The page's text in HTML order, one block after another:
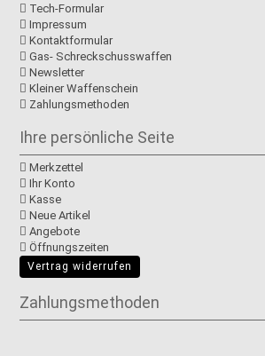
Tech-Formular
Impressum
Kontaktformular
Gas- Schreckschusswaffen
Newsletter
Kleiner Waffenschein
Zahlungsmethoden
Ihre persönliche Seite
Merkzettel
Ihr Konto
Kasse
Neue Artikel
Angebote
Öffnungszeiten
Vertrag widerrufen
Zahlungsmethoden